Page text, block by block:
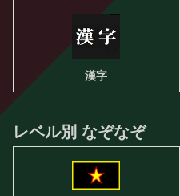
漢字
レベル別 なぞなぞ